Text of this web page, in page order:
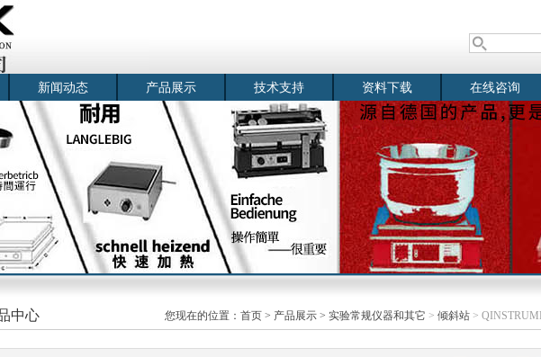
新闻动态 产品展示 技术支持 资料下载 在线咨询
中心 您现在的位置： 首页 > 产品展示 > 实验常规仪器和其它 > 倾斜站 >